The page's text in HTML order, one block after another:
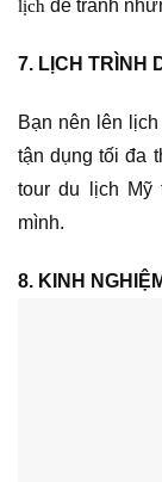
lịch để tránh
7. LỊCH TRÌNH
Bạn nên lên
tận dụng tối đa
tour du lịch Mỹ
mình.
8. KINH